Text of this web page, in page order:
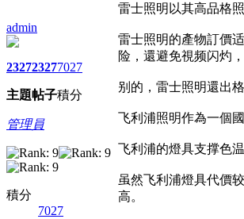
admin
2327
主題
2327
帖子
7027
積分
管理員
積分
7027
雷士照明以其高品格
雷士照明的產物訂價
险，還避免視频闪灼
别的，雷士照明還出
飞利浦照明作為一個
飞利浦的燈具支撑色
虽然飞利浦燈具代價
高。